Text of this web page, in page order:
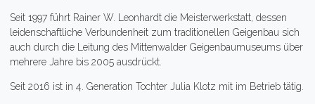
Seit 1997 führt Rainer W. Leonhardt die Meisterwerkstatt, dessen
leidenschaftliche Verbundenheit zum traditionellen Geigenbau sich
auch durch die Leitung des Mittenwalder Geigenbaumuseums über
mehrere Jahre bis 2005 ausdrückt.
Seit 2016 ist in 4. Generation Tochter Julia Klotz mit im Betrieb tätig.